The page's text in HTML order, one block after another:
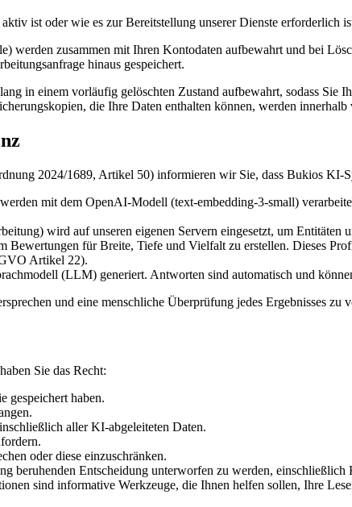
ist oder wie es zur Bereitstellung unserer Dienste erforderlich
werden zusammen mit Ihren Kontodaten aufbewahrt und bei
hinaus gespeichert.
in einem vorläufig gelöschten Zustand aufbewahrt, sodass
die Ihre Daten enthalten können, werden
2024/1689, Artikel 50) informieren wir Sie, dass Bukios KI-
mit dem OpenAI-Modell (text-embedding-3-small)
wird auf unseren eigenen Servern eingesetzt, um
Bewertungen für Breite, Tiefe und Vielfalt zu erstellen. Dieses
Artikel 22).
(LLM) generiert. Antworten sind automatisch und
und eine menschliche Überprüfung jedes Ergebnisses zu
Sie das Recht:
gespeichert haben.
aller KI-abgeleiteten Daten.
oder diese einzuschränken.
beruhenden Entscheidung unterworfen zu werden,
sind informative Werkzeuge, die Ihnen helfen sollen, Ihre